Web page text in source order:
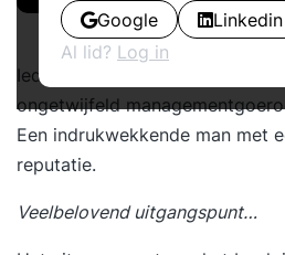
Iedereen die geïnteresseerd is
ongetwijfeld
Een indrukwekkende man met
reputatie.
Veelbelovend uitgangspunt…
Google
Linkedin
Al lid? Log in